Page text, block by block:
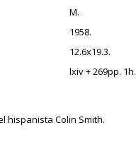
M.
1958.
12.6x19.3.
lxiv + 269pp. 1h.
hispanista Colin Smith.